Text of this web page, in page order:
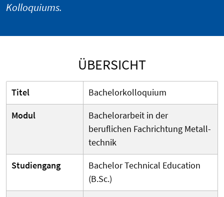
Kolloquiums.
ÜBERSICHT
Titel
Bachelorkolloquium
Modul
Bachelorarbeit in der
beruflichen Fachrichtung Metall-
technik
Studiengang
Bachelor Technical Education
(B.Sc.)